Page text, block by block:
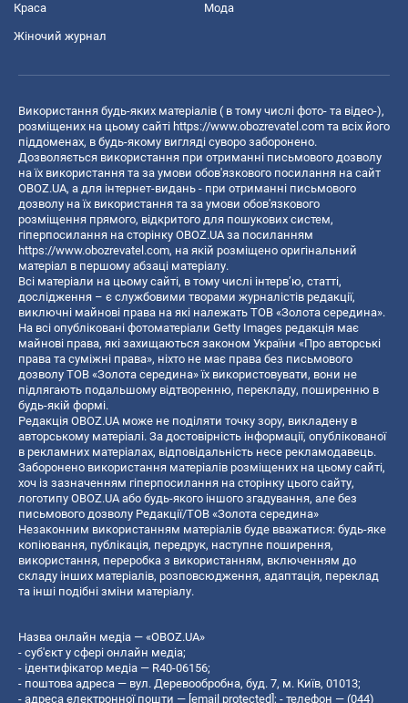
Краса Мода
Жіночий журнал
Використання будь-яких матеріалів ( в тому числі фото- та відео-),
розміщених на цьому сайті https://www.obozrevatel.com та всіх його
піддоменах, в будь-якому вигляді суворо заборонено.
Дозволяється використання при отриманні письмового дозволу
на їх використання та за умови обов'язкового посилання на сайт
OBOZ.UA, а для інтернет-видань - при отриманні письмового
дозволу на їх використання та за умови обов'язкового
розміщення прямого, відкритого для пошукових систем,
гіперпосилання на сторінку OBOZ.UA за посиланням
https://www.obozrevatel.com, на якій розміщено оригінальний
матеріал в першому абзаці матеріалу.
Всі матеріали на цьому сайті, в тому числі інтерв’ю, статті,
дослідження – є службовими творами журналістів редакції,
виключні майнові права на які належать ТОВ «Золота середина».
На всі опубліковані фотоматеріали Getty Images редакція має
майнові права, які захищаються законом України «Про авторські
права та суміжні права», ніхто не має права без письмового
дозволу ТОВ «Золота середина» їх використовувати, вони не
підлягають подальшому відтворенню, перекладу, поширенню в
будь-якій формі.
Редакція OBOZ.UA може не поділяти точку зору, викладену в
авторському матеріалі. За достовірність інформації, опублікованої
в рекламних матеріалах, відповідальність несе рекламодавець.
Заборонено використання матеріалів розміщених на цьому сайті,
хоч із зазначенням гіперпосилання на сторінку цього сайту,
логотипу OBOZ.UA або будь-якого іншого згадування, але без
письмового дозволу Редакції/ТОВ «Золота середина»
Незаконним використанням матеріалів буде вважатися: будь-яке
копiювання, публiкацiя, передрук, наступне поширення,
використання, переробка з використанням, включенням до
складу інших матеріалів, розповсюдження, адаптація, переклад
та інші подібні зміни матеріалу.
Назва онлайн медіа — «OBOZ.UA»
- суб'єкт у сфері онлайн медіа;
- ідентифікатор медіа — R40-06156;
- поштова адреса — вул. Деревообробна, буд. 7, м. Київ, 01013;
- адреса електронної пошти — [email protected] ; - телефон — (044)